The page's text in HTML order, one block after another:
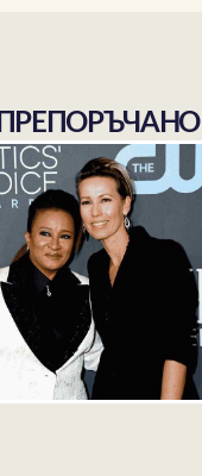
ПРЕПОРЪЧАНО